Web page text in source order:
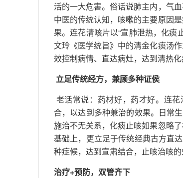
活的一大危害。俗话说肺主内，气
中医的传统认知，咳嗽的主要原因
果。连花清咳片以“宣肺泄热，化
文玲《医学统旨》中的清金化痰汤
效控制病情、直达病灶，达到清热化
立足传统经方，兼顾多种证侯
老话常说：药材好，药才好。连
合，以达到多种兼治的效果。日常
施治不无关系，化痰止咳如果忽略
基础上，更立足于传统经典古方直
种症候，达到宣肃结合，止咳治咳的
治疗+预防，双管齐下